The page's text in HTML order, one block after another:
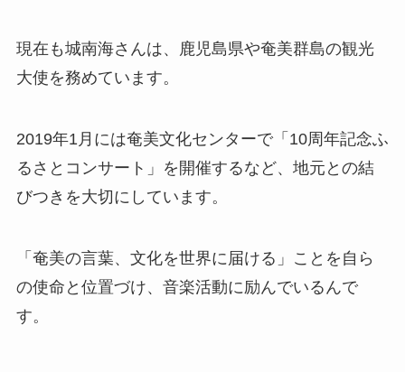
現在も城南海さんは、鹿児島県や奄美群島の観光
大使を務めています。
2019年1月には奄美文化センターで「10周年記念ふ
るさとコンサート」を開催するなど、地元との結
びつきを大切にしています。
「奄美の言葉、文化を世界に届ける」ことを自ら
の使命と位置づけ、音楽活動に励んでいるんで
す。